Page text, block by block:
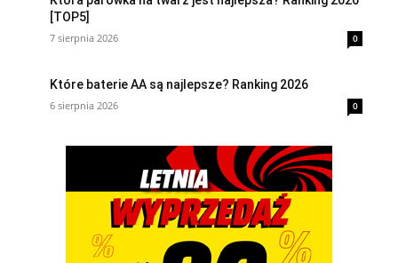
[TOP5]
7 sierpnia 2026 0
Które baterie AA są najlepsze? Ranking 2026
6 sierpnia 2026 0